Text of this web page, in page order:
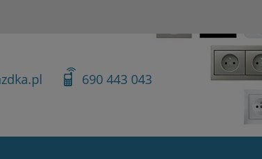
690 443 043